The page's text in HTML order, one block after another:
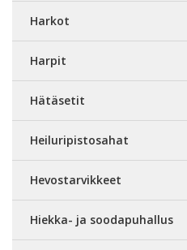
Harkot
Harpit
Hätäsetit
Heiluripistosahat
Hevostarvikkeet
Hiekka- ja soodapuhallus